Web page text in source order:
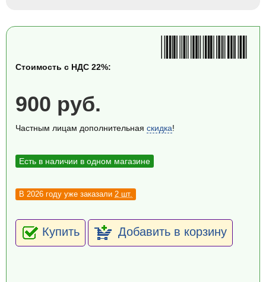
Стоимость с НДС 22%:
900 руб.
Частным лицам дополнительная скидка!
Есть в наличии в одном магазине
В 2026 году уже заказали 2 шт.
Купить Добавить в корзину